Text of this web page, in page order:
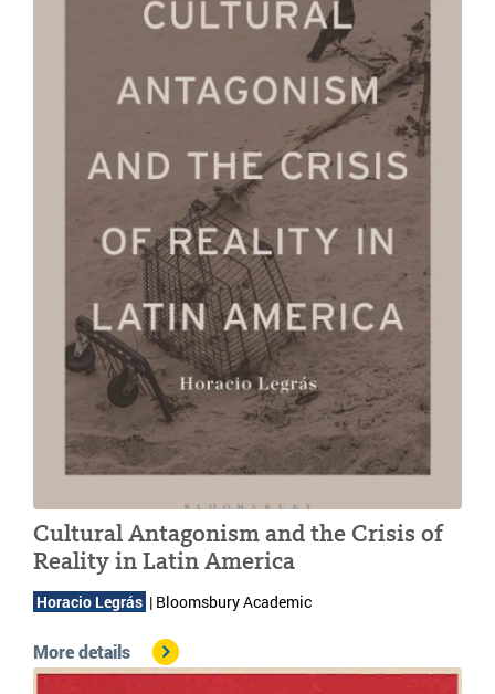
Cultural Antagonism and the Crisis of
Reality in Latin America
Horacio Legrás | Bloomsbury Academic
More details